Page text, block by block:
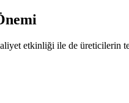
etkinliği ile de üreticilerin